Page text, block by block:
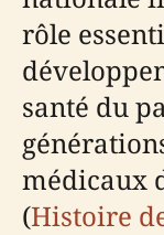
rôle
santé du
médicaux
(Histoire